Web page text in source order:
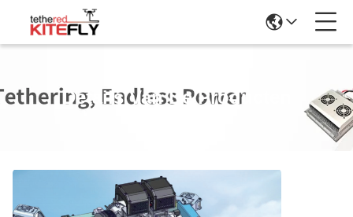
Details Van De Producten